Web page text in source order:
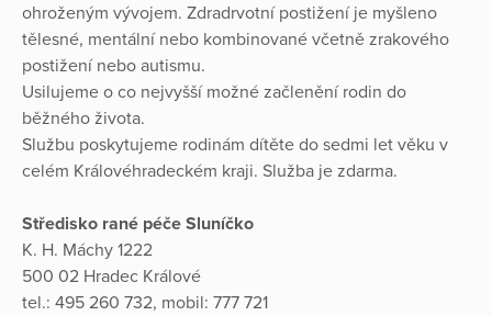
ohroženým vývojem. Zdradrvotní postižení je myšleno
tělesné, mentální nebo kombinované včetně zrakového
postižení nebo autismu.
Usilujeme o co nejvyšší možné začlenění rodin do
běžného života.
Službu poskytujeme rodinám dítěte do sedmi let věku v
celém Královéhradeckém kraji. Služba je zdarma.
Středisko rané péče Sluníčko
K. H. Máchy 1222
500 02 Hradec Králové
tel.: 495 260 732, mobil: 777 721